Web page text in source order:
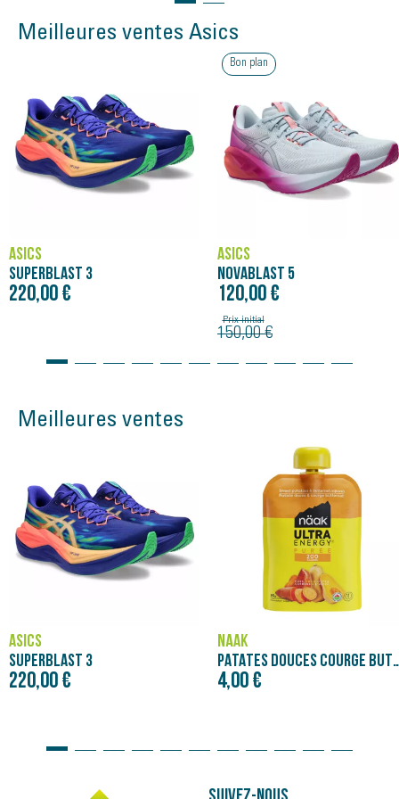
Meilleures ventes Asics
ASICS
NOVABLAST 5
120,00 €
ASICS
SUPERBLAST 3
220,00 €
Meilleures ventes
NÄAK
4,00 €
ASICS
NOVABLAST 5
120,00 €